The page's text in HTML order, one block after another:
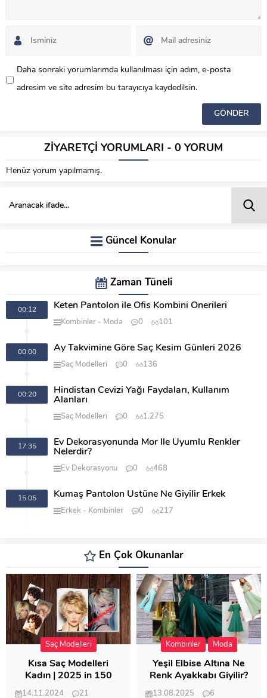
Daha sonraki yorumlarımda kullanılması için adım, e-posta
adresim ve site adresim bu tarayıcıya kaydedilsin.
ZİYARETÇİ YORUMLARI - 0 YORUM
Henüz yorum yapılmamış.
Güncel Konular
Zaman Tüneli
00:12 Keten Pantolon ile Ofis Kombini Önerileri
Kombinler Moda 0 101
00:00 Ay Takvimine Göre Saç Kesim Günleri 2026
Saç Modelleri 0 136
00:20
Hindistan Cevizi Yağı Faydaları, Kullanım
Alanları
Saç Modelleri 0 1.275
17:35
Ev Dekorasyonunda Mor İle Uyumlu Renkler
Nelerdir?
Ev Dekorasyonu 0 468
15:05 Kumaş Pantolon Üstüne Ne Giyilir Erkek
Erkek Kombinler 0 217
En Çok Okunanlar
Saç Modelleri
Kısa Saç Modelleri
Kadın | 2025 in 150
Modeli
14.11.2024
21
Kombinler Moda
Yeşil Elbise Altına Ne
Renk Ayakkabı Giyilir?
13.08.2025
6